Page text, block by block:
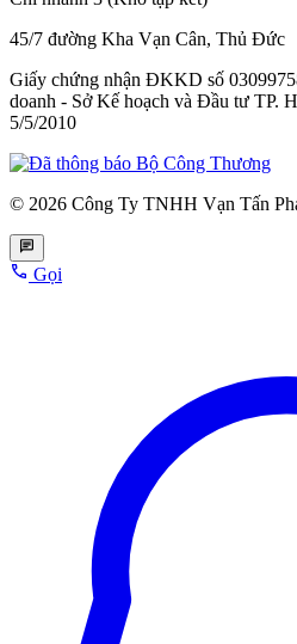
45/7 đường Kha Vạn Cân, Thủ Đức
Giấy chứng nhận ĐKKD số
doanh - Sở Kế hoạch và Đầu tư TP.
5/5/2010
© 2026 Công Ty TNHH Vạn Tấn
Gọi